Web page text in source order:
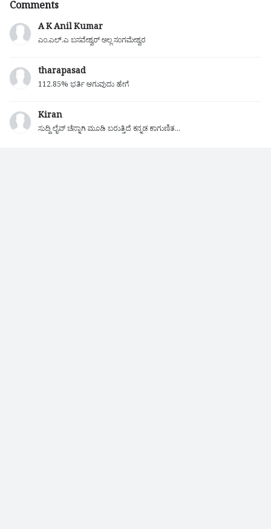
Comments
A K Anil Kumar
ಎಂ.ಎಲ್.ಎ ಬಸವೇಶ್ವರ್ ಅಲ್ಲ ಸಂಗಮೇಶ್ವರ
tharapasad
112.85% ಭರ್ತಿ ಆಗುವುದು ಹೇಗೆ
Kiran
ಸುದ್ದಿ ಲೈವ್ ಚೆನ್ನಾಗಿ ಮೂಡಿ ಬರುತ್ತಿದೆ ಕನ್ನಡ ಕಾಗುಣಿತ...